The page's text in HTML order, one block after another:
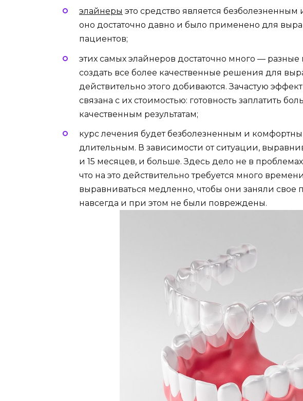
элайнеры это средство является
оно достаточно давно и было применено для
пациентов;
этих самых элайнеров достаточно много — разные
создать все более качественные решения для
действительно этого добиваются. Зачастую
связана с их стоимостью: готовность заплатить
качественным результатам;
курс лечения будет безболезненным и
длительным. В зависимости от ситуации,
и 15 месяцев, и больше. Здесь дело не в
что на это действительно требуется много
выравниваться медленно, чтобы они заняли свое
навсегда и при этом не были повреждены.